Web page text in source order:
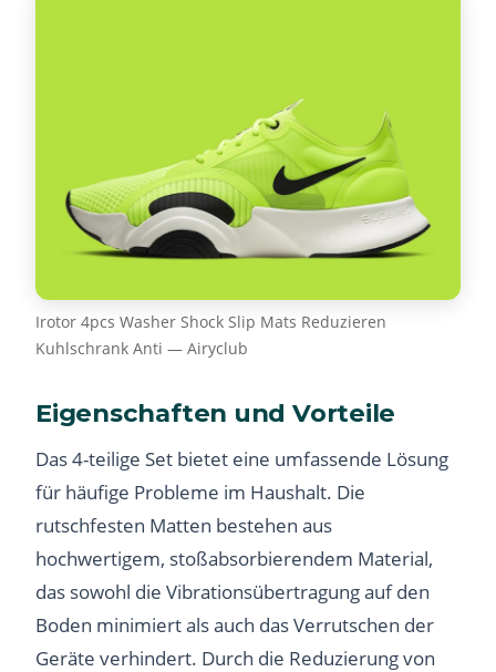
Irotor 4pcs Washer Shock Slip Mats Reduzieren
Kuhlschrank Anti — Airyclub
Eigenschaften und Vorteile
Das 4-teilige Set bietet eine umfassende Lösung
für häufige Probleme im Haushalt. Die
rutschfesten Matten bestehen aus
hochwertigem, stoßabsorbierendem Material,
das sowohl die Vibrationsübertragung auf den
Boden minimiert als auch das Verrutschen der
Geräte verhindert. Durch die Reduzierung von